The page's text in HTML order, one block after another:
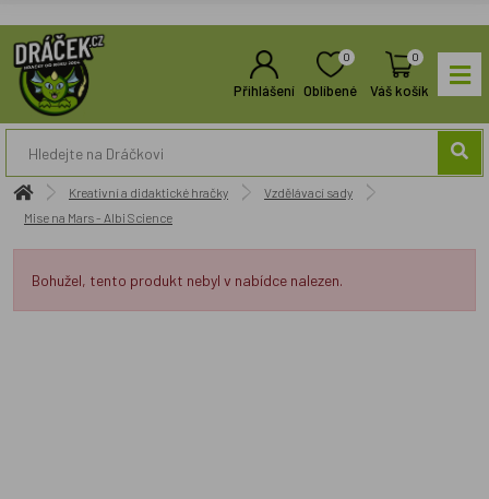
Přihlášení
0
Oblíbené
0
Váš košík
Kreativní a didaktické hračky
Vzdělávací sady
Mise na Mars - Albi Science
Bohužel, tento produkt nebyl v nabídce nalezen.